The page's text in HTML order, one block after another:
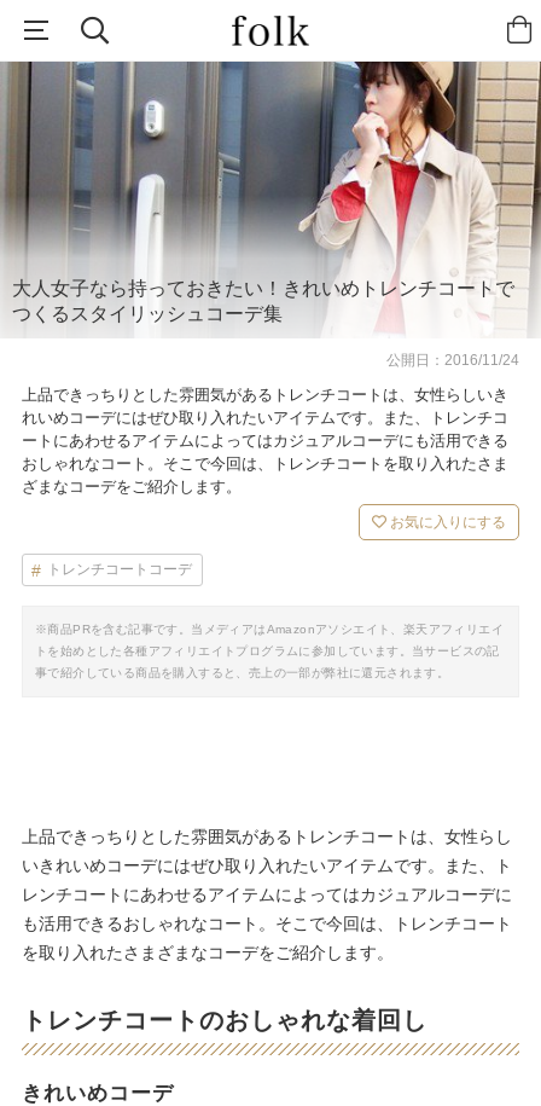
大人女子なら持っておきたい！きれいめトレンチコートで
つくるスタイリッシュコーデ集
公開日：2016/11/24
上品できっちりとした雰囲気があるトレンチコートは、女性らしいき
れいめコーデにはぜひ取り入れたいアイテムです。また、トレンチコ
ートにあわせるアイテムによってはカジュアルコーデにも活用できる
おしゃれなコート。そこで今回は、トレンチコートを取り入れたさま
ざまなコーデをご紹介します。
お気に入りにする
トレンチコートコーデ
※商品PRを含む記事です。当メディアはAmazonアソシエイト、楽天アフィリエイ
トを始めとした各種アフィリエイトプログラムに参加しています。当サービスの記
事で紹介している商品を購入すると、売上の一部が弊社に還元されます。
上品できっちりとした雰囲気があるトレンチコートは、女性らし
いきれいめコーデにはぜひ取り入れたいアイテムです。また、ト
レンチコートにあわせるアイテムによってはカジュアルコーデに
も活用できるおしゃれなコート。そこで今回は、トレンチコート
を取り入れたさまざまなコーデをご紹介します。
トレンチコートのおしゃれな着回し
きれいめコーデ